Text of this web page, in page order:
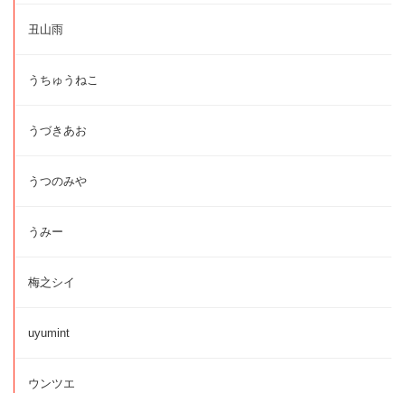
丑山雨
うちゅうねこ
うづきあお
うつのみや
うみー
梅之シイ
uyumint
ウンツエ